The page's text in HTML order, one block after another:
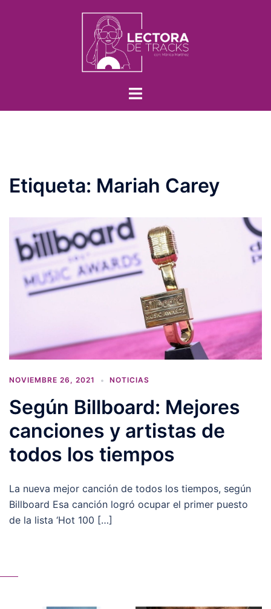
Etiqueta: Mariah Carey
NOVIEMBRE 26, 2021 NOTICIAS
Según Billboard: Mejores
canciones y artistas de
todos los tiempos
La nueva mejor canción de todos los tiempos, según
Billboard Esa canción logró ocupar el primer puesto
de la lista ‘Hot 100 […]